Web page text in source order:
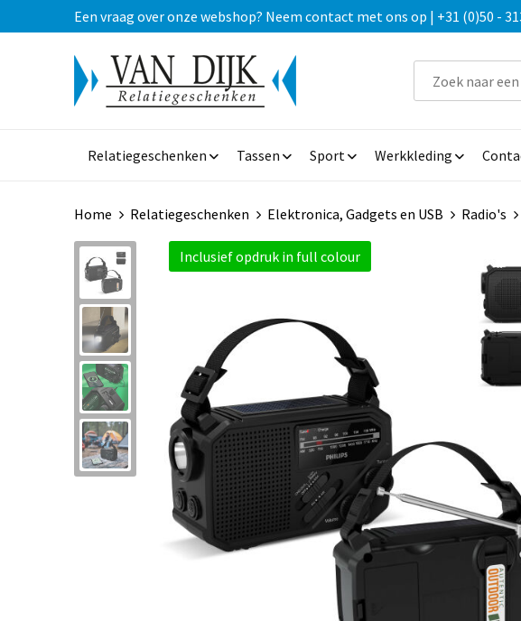
Een vraag over onze webshop? Neem contact met ons op | +31 (0)50 -
Relatiegeschenken Tassen Sport Werkkleding
Home Relatiegeschenken Elektronica, Gadgets en USB Radio's
Inclusief opdruk in full colour